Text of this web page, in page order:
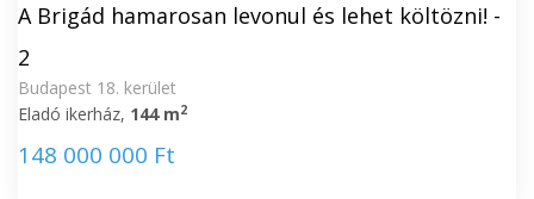
A Brigád hamarosan levonul és lehet költözni! -
2
Budapest 18. kerület
Eladó ikerház, 144 m2
148 000 000 Ft